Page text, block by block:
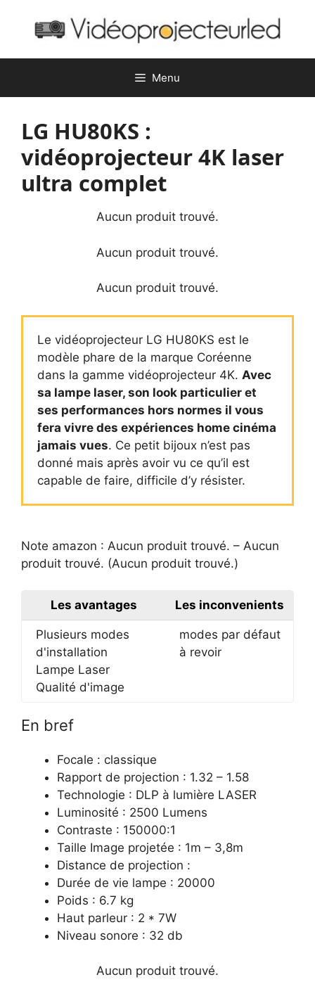
contenu
Menu
LG HU80KS :
vidéoprojecteur 4K laser
ultra complet
Aucun produit trouvé.
Aucun produit trouvé.
Aucun produit trouvé.
Le vidéoprojecteur LG HU80KS est le
modèle phare de la marque Coréenne
dans la gamme vidéoprojecteur 4K. Avec
sa lampe laser, son look particulier et
ses performances hors normes il vous
fera vivre des expériences home cinéma
jamais vues. Ce petit bijoux n’est pas
donné mais après avoir vu ce qu’il est
capable de faire, difficile d’y résister.
Note amazon : Aucun produit trouvé. – Aucun
produit trouvé. (Aucun produit trouvé.)
Les avantages Les inconvenients
Plusieurs modes
d'installation
Lampe Laser
Qualité d'image
modes par défaut
à revoir
En bref
Focale : classique
Rapport de projection : 1.32 – 1.58
Technologie : DLP à lumière LASER
Luminosité : 2500 Lumens
Contraste : 150000:1
Taille Image projetée : 1m – 3,8m
Distance de projection :
Durée de vie lampe : 20000
Poids : 6.7 kg
Haut parleur : 2 * 7W
Niveau sonore : 32 db
Aucun produit trouvé.